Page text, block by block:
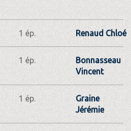
1 ép. Renaud Chloé
1 ép.
Bonnasseau
Vincent
1 ép.
Graine
Jérémie